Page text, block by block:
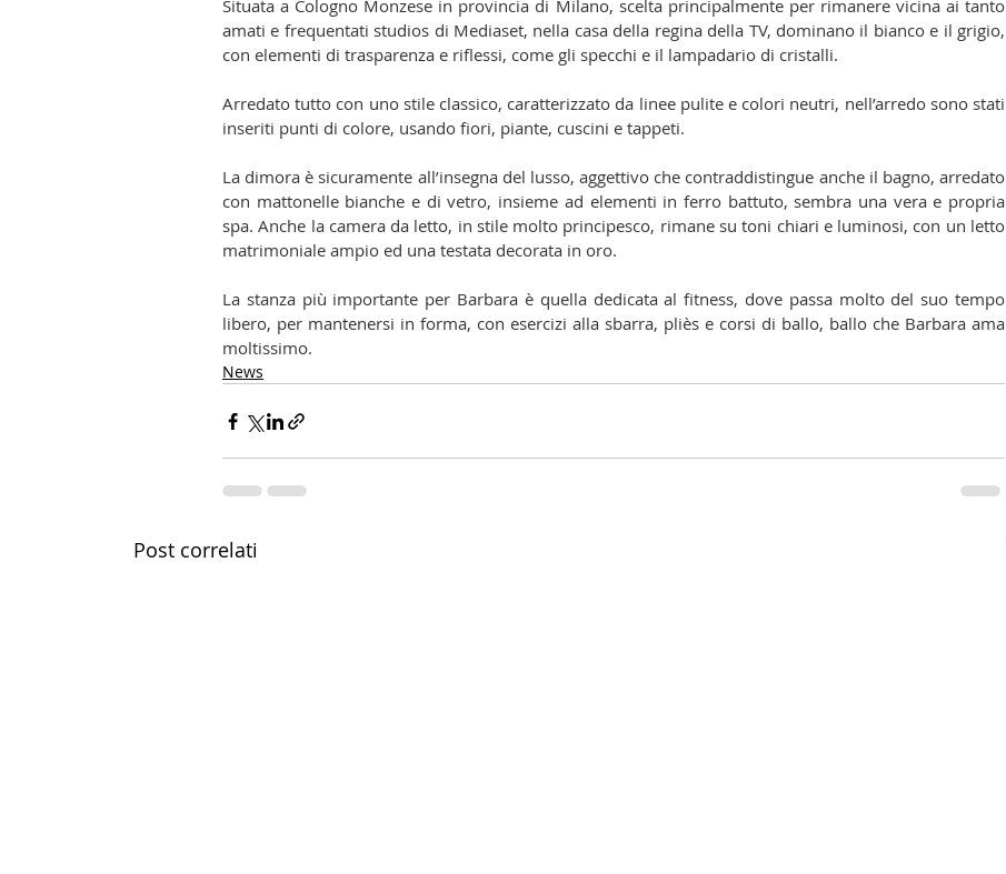
Situata a Cologno Monzese in provincia di Milano, scelta principalmente per rimanere vicina ai tanto
amati e frequentati studios di Mediaset, nella casa della regina della TV, dominano il bianco e il grigio,
con elementi di trasparenza e riflessi, come gli specchi e il lampadario di cristalli.
Arredato tutto con uno stile classico, caratterizzato da linee pulite e colori neutri, nell’arredo sono stati
inseriti punti di colore, usando fiori, piante, cuscini e tappeti.
La dimora è sicuramente all’insegna del lusso, aggettivo che contraddistingue anche il bagno, arredato
con mattonelle bianche e di vetro, insieme ad elementi in ferro battuto, sembra una vera e propria
spa. Anche la camera da letto, in stile molto principesco, rimane su toni chiari e luminosi, con un letto
matrimoniale ampio ed una testata decorata in oro.
La stanza più importante per Barbara è quella dedicata al fitness, dove passa molto del suo tempo
libero, per mantenersi in forma, con esercizi alla sbarra, pliès e corsi di ballo, ballo che Barbara ama
moltissimo.
News
Post correlati